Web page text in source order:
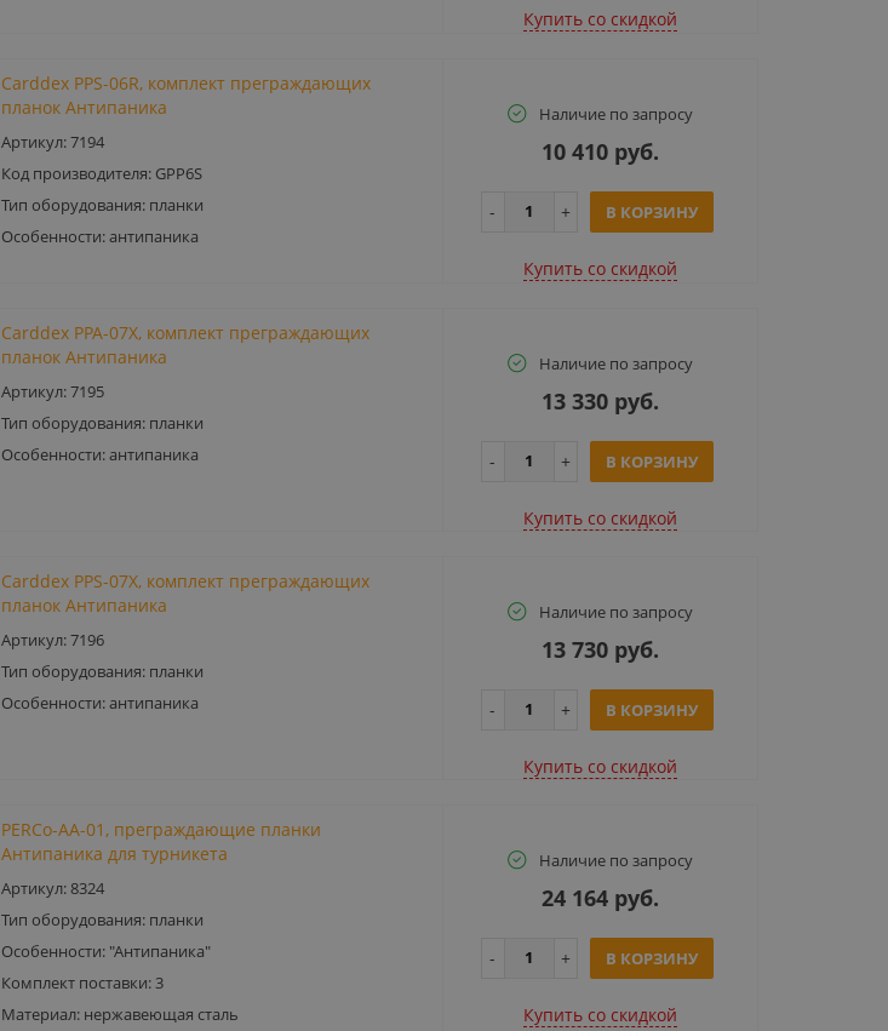
Купить cо скидкой
Carddex PPS-06R, комплект преграждающих
планок Антипаника
Артикул: 7194
Код производителя: GРР6S
Тип оборудования: планки
Особенности: антипаника
Наличие по запросу
10 410 руб.
В КОРЗИНУ
Купить cо скидкой
Carddex PPA-07X, комплект преграждающих
планок Антипаника
Артикул: 7195
Тип оборудования: планки
Особенности: антипаника
Наличие по запросу
13 330 руб.
В КОРЗИНУ
Купить cо скидкой
Carddex PPS-07X, комплект преграждающих
планок Антипаника
Артикул: 7196
Тип оборудования: планки
Особенности: антипаника
Наличие по запросу
13 730 руб.
В КОРЗИНУ
Купить cо скидкой
PERCo-AA-01, преграждающие планки
Антипаника для турникета
Артикул: 8324
Тип оборудования: планки
Особенности: "Антипаника"
Комплект поставки: 3
Материал: нержавеющая сталь
Наличие по запросу
24 164 руб.
В КОРЗИНУ
Купить cо скидкой